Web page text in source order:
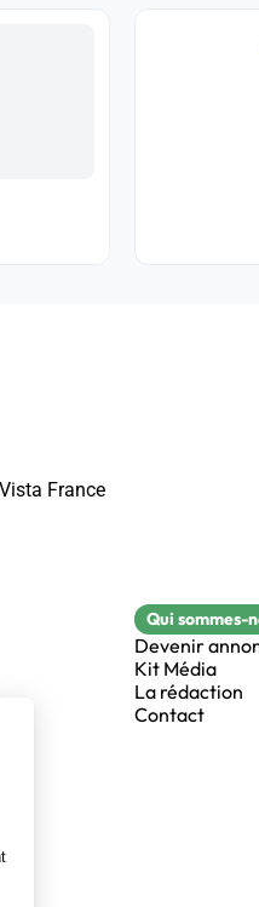
France
Qui sommes-
Devenir
Kit Média
La rédaction
Contact